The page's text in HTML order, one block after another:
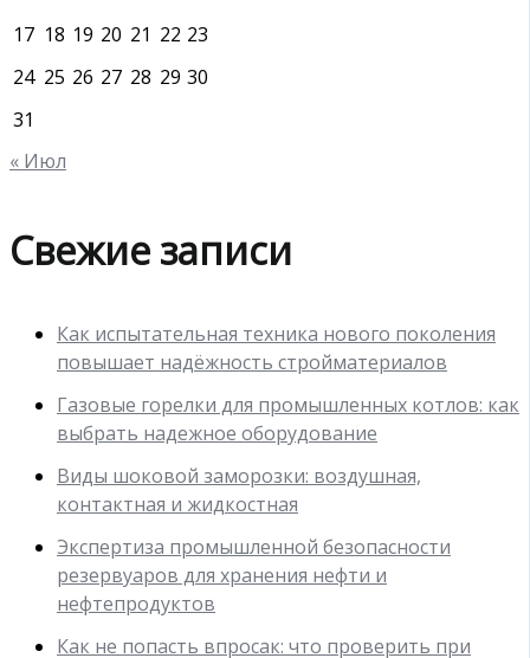
17 18 19 20 21 22 23
24 25 26 27 28 29 30
31
« Июл
Свежие записи
Как испытательная техника нового поколения
повышает надёжность стройматериалов
Газовые горелки для промышленных котлов: как
выбрать надежное оборудование
Виды шоковой заморозки: воздушная,
контактная и жидкостная
Экспертиза промышленной безопасности
резервуаров для хранения нефти и
нефтепродуктов
Как не попасть впросак: что проверить при